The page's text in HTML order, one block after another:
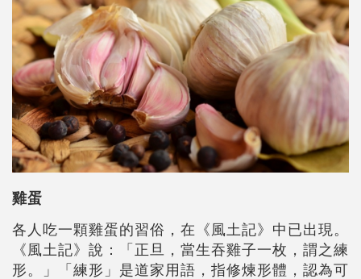
雞蛋
各人吃一顆雞蛋的習俗，在《風土記》中已出現。
《風土記》說：「正旦，當生吞雞子一枚，謂之練
形。」「練形」是道家用語，指修煉形體，認為可